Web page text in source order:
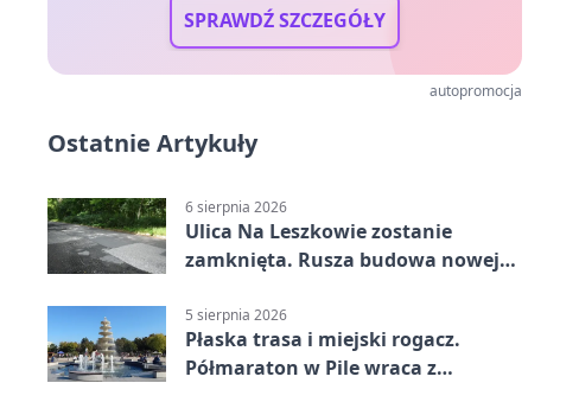
SPRAWDŹ SZCZEGÓŁY
autopromocja
Ostatnie Artykuły
6 sierpnia 2026
Ulica Na Leszkowie zostanie
zamknięta. Rusza budowa nowej
5 sierpnia 2026
Płaska trasa i miejski rogacz.
Półmaraton w Pile wraca z